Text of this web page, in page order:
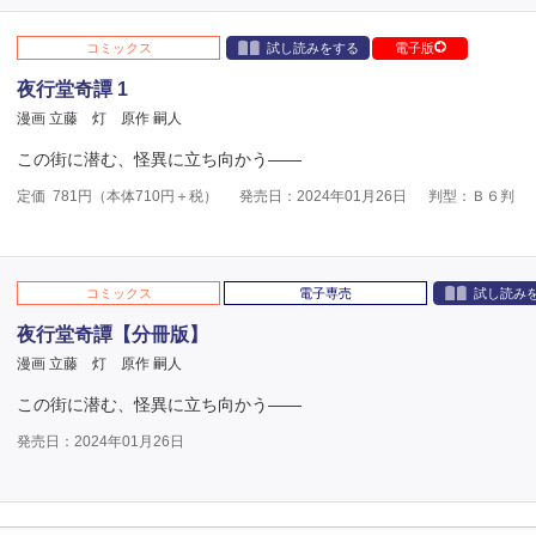
コミックス 試し読みをする 電子版
夜行堂奇譚 1
漫画 立藤 灯 原作 嗣人
この街に潜む、怪異に立ち向かう――
定価 781 円（本体710円＋税） 発売日：2024年01月26日 判型：Ｂ６判
コミックス 電子専売 試し読み
夜行堂奇譚【分冊版】
漫画 立藤 灯 原作 嗣人
この街に潜む、怪異に立ち向かう――
発売日：2024年01月26日